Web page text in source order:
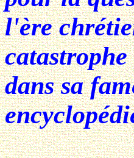
l'ère
dans sa